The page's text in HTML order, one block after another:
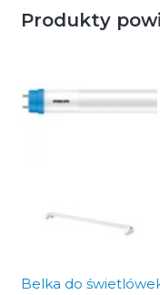
Produkty
Belka do